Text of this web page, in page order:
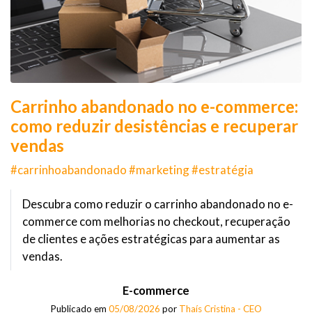
Carrinho abandonado no e-commerce:
como reduzir desistências e recuperar
vendas
#carrinhoabandonado #marketing #estratégia
Descubra como reduzir o carrinho abandonado no e-
commerce com melhorias no checkout, recuperação
de clientes e ações estratégicas para aumentar as
vendas.
E-commerce
Publicado em 05/08/2026 por Thaís Cristina - CEO